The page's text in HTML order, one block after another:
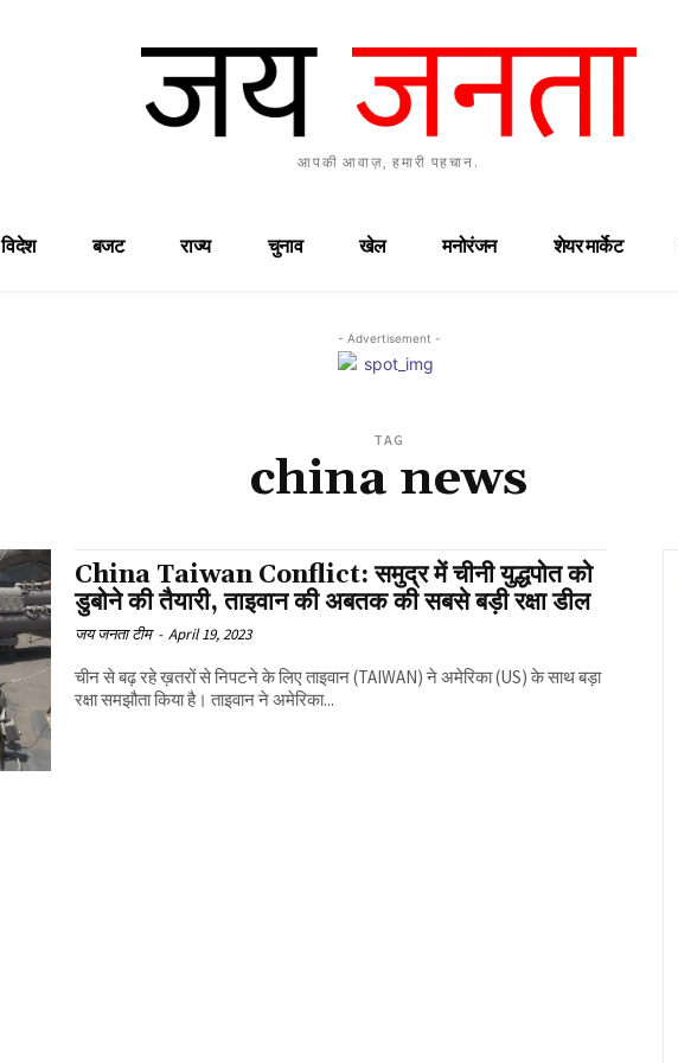
आपकी आवाज़, हमारी पहचान.
विदेश बजट राज्य चुनाव खेल मनोरंजन शेयर मार्केट
- Advertisement -
TAG
china news
China Taiwan Conflict: समुद्र में चीनी युद्धपोत को
डुबोने की तैयारी, ताइवान की अबतक की सबसे बड़ी रक्षा डील
जय जनता टीम - April 19, 2023
चीन से बढ़ रहे ख़तरों से निपटने के लिए ताइवान (TAIWAN) ने अमेरिका (US) के साथ बड़ा
रक्षा समझौता किया है। ताइवान ने अमेरिका...